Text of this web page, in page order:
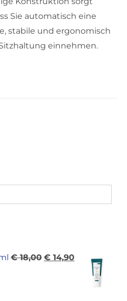
Sie automatisch eine
stabile und ergonomisch
einnehmen.
€18,00 Ursprünglicher
€ 14,90Aktueller
Preis